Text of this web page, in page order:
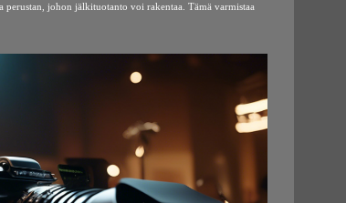
perustan, johon jälkituotanto voi rakentaa. Tämä varmistaa